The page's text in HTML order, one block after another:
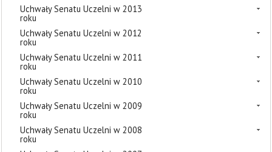
Uchwały Senatu Uczelni w 2013
roku
Uchwały Senatu Uczelni w 2012
roku
Uchwały Senatu Uczelni w 2011
roku
Uchwały Senatu Uczelni w 2010
roku
Uchwały Senatu Uczelni w 2009
roku
Uchwały Senatu Uczelni w 2008
roku